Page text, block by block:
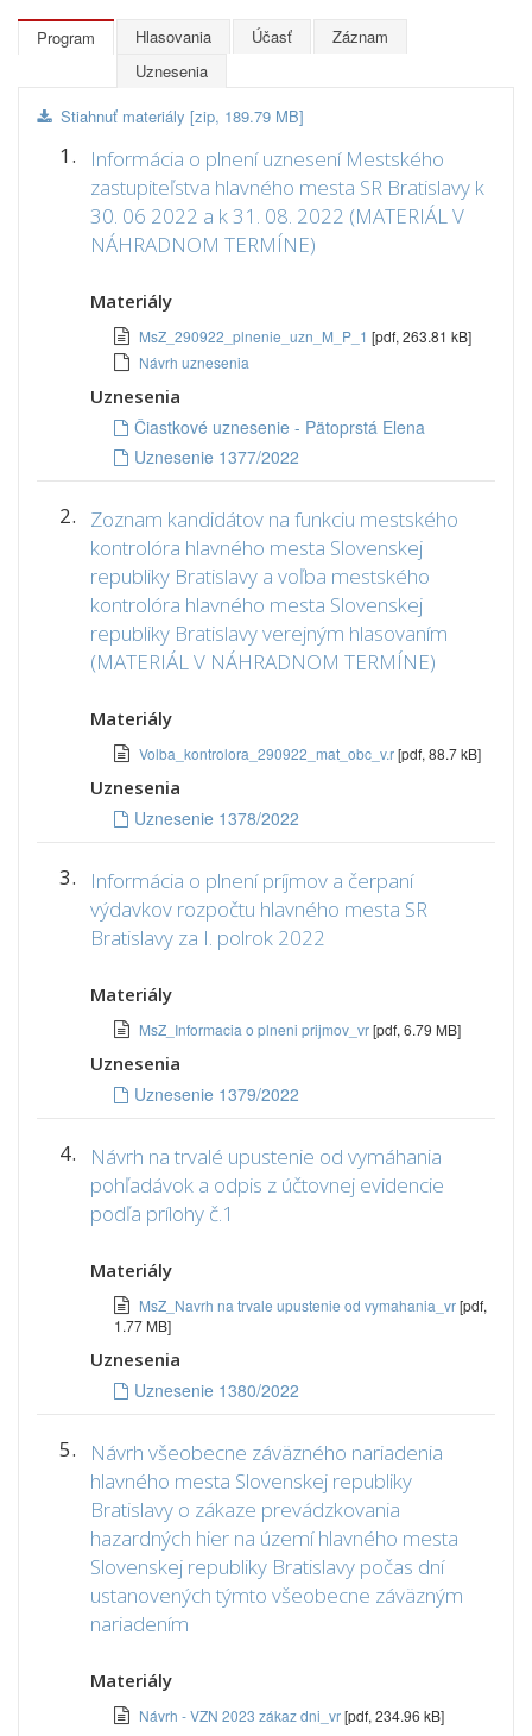
Program Hlasovania Účasť
Záznam
Uznesenia
Stiahnuť materiály [zip, 189.79 MB]
1.
Informácia o plnení uznesení Mestského
zastupiteľstva hlavného mesta SR Bratislavy k
30. 06 2022 a k 31. 08. 2022 (MATERIÁL V
NÁHRADNOM TERMÍNE)
Materiály
MsZ_290922_plnenie_uzn_M_P_1 [pdf, 263.81 kB]
Návrh uznesenia
Uznesenia
Čiastkové uznesenie - Pätoprstá Elena
Uznesenie 1377/2022
2.
Zoznam kandidátov na funkciu mestského
kontrolóra hlavného mesta Slovenskej
republiky Bratislavy a voľba mestského
kontrolóra hlavného mesta Slovenskej
republiky Bratislavy verejným hlasovaním
(MATERIÁL V NÁHRADNOM TERMÍNE)
Materiály
Volba_kontrolora_290922_mat_obc_v.r[pdf, 88.7 kB]
Uznesenia
Uznesenie 1378/2022
3.
Informácia o plnení príjmov a čerpaní
výdavkov rozpočtu hlavného mesta SR
Bratislavy za I. polrok 2022
Materiály
MsZ_Informacia o plneni prijmov_vr[pdf, 6.79 MB]
Uznesenia
Uznesenie 1379/2022
4.
Návrh na trvalé upustenie od vymáhania
pohľadávok a odpis z účtovnej evidencie
podľa prílohy č.1
Materiály
MsZ_Navrh na trvale upustenie od vymahania_vr[pdf,
1.77 MB]
Uznesenia
Uznesenie 1380/2022
5.
Návrh všeobecne záväzného nariadenia
hlavného mesta Slovenskej republiky
Bratislavy o zákaze prevádzkovania
hazardných hier na území hlavného mesta
Slovenskej republiky Bratislavy počas dní
ustanovených týmto všeobecne záväzným
nariadením
Materiály
Návrh - VZN 2023 zákaz dni_vr[pdf, 234.96 kB]